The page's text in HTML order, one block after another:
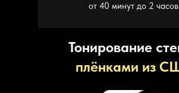
от 40 минут до 2 часов
Тонирование
плёнками из